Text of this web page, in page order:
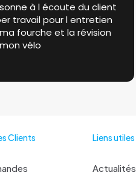
à l écoute du client
travail pour l entretien
fourche et la révision
vélo
Clients Liens utiles
Actualités